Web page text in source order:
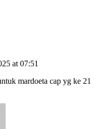
at 07:51
mardoeta cap yg ke 21